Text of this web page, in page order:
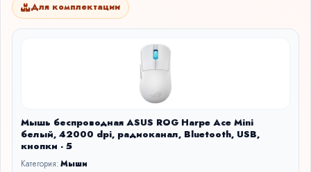
Для комплектации
Мышь беспроводная ASUS ROG Harpe Ace Mini
белый, 42000 dpi, радиоканал, Bluetooth, USB,
кнопки - 5
Категория:Мыши